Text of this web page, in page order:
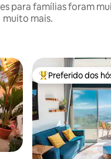
para famílias foram
muito mais.
Entre os melhores
Preferido dos